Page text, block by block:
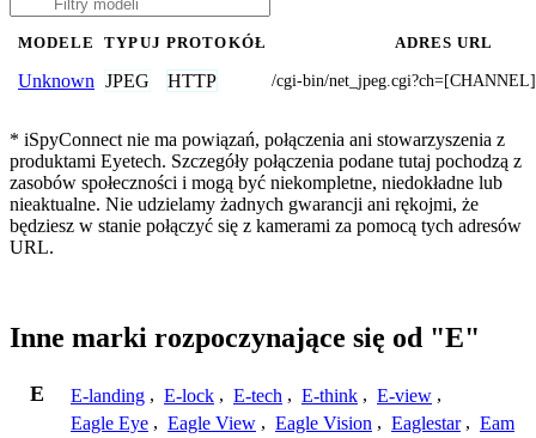
MODELE TYPUJ PROTOKÓŁ ADRES URL
Unknown JPEG HTTP /cgi-bin/net_jpeg.cgi?ch=[CHANNEL]
* iSpyConnect nie ma powiązań, połączenia ani stowarzyszenia z
produktami Eyetech. Szczegóły połączenia podane tutaj pochodzą z
zasobów społeczności i mogą być niekompletne, niedokładne lub
nieaktualne. Nie udzielamy żadnych gwarancji ani rękojmi, że
będziesz w stanie połączyć się z kamerami za pomocą tych adresów
URL.
Inne marki rozpoczynające się od "E"
E E-landing , E-lock , E-tech , E-think , E-view ,
Eagle Eye , Eagle View , Eagle Vision , Eaglestar , Eam